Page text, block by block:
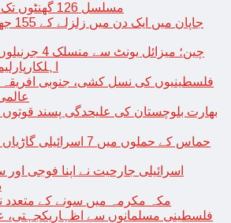
مسلسل 126 گھنٹوں تک گانے والی خاتون
فلسطینیوں کی نسل کشی، جنوبی افریقہ
بھارت بلوچستان کی علیحدگی پسند
اسرائیلی جارحیت نے اپنا فوجی
مکہ مکرمہ میں سونے کے متعدد
فلسطینی مسلمانوں سے اظہاریکجہتی،